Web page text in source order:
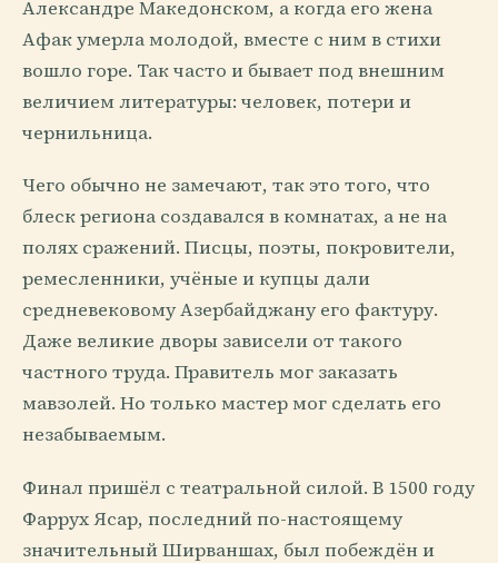
Александре Македонском, а когда его жена
Афак умерла молодой, вместе с ним в стихи
вошло горе. Так часто и бывает под внешним
величием литературы: человек, потери и
чернильница.
Чего обычно не замечают, так это того, что
блеск региона создавался в комнатах, а не на
полях сражений. Писцы, поэты, покровители,
ремесленники, учёные и купцы дали
средневековому Азербайджану его фактуру.
Даже великие дворы зависели от такого
частного труда. Правитель мог заказать
мавзолей. Но только мастер мог сделать его
незабываемым.
Финал пришёл с театральной силой. В 1500 году
Фаррух Ясар, последний по-настоящему
значительный Ширваншах, был побеждён и